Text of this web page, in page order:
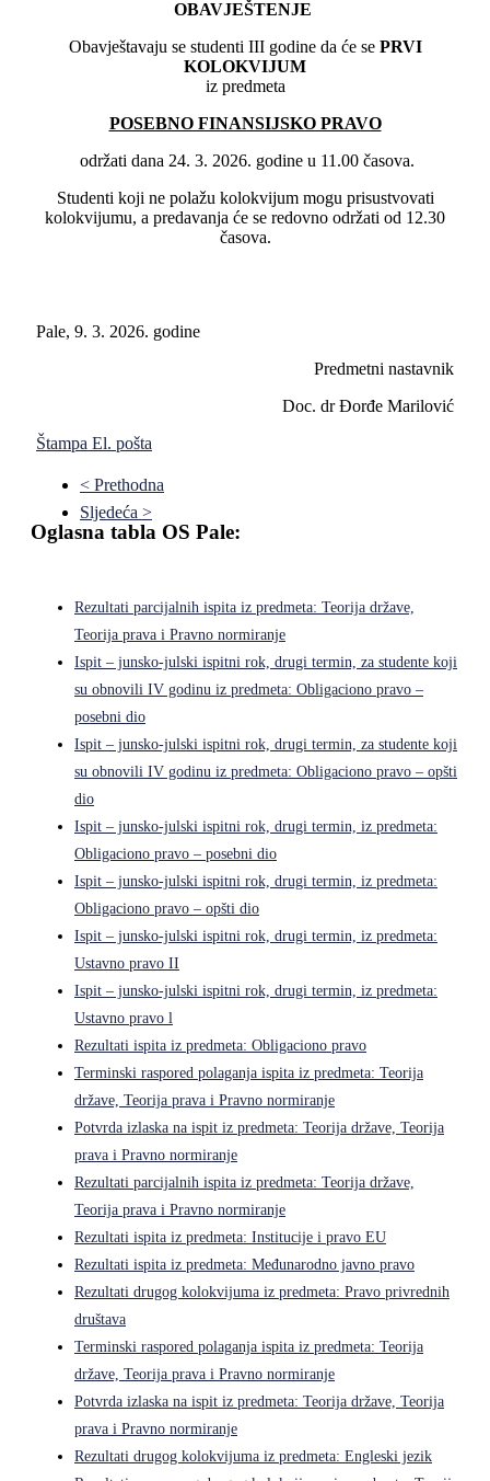
OBAVJEŠTENJE
Obavještavaju se studenti III godine da će se PRVI
KOLOKVIJUM
iz predmeta
POSEBNO FINANSIJSKO PRAVO
održati dana 24. 3. 2026. godine u 11.00 časova.
Studenti koji ne polažu kolokvijum mogu prisustvovati
kolokvijumu, a predavanja će se redovno održati od 12.30
časova.
Pale, 9. 3. 2026. godine
Predmetni nastavnik
Doc. dr Đorđe Marilović
Štampa El. pošta
< Prethodna
Sljedeća >
Oglasna tabla OS Pale:
Rezultati parcijalnih ispita iz predmeta: Teorija države,
Teorija prava i Pravno normiranje
Ispit – junsko-julski ispitni rok, drugi termin, za studente koji
su obnovili IV godinu iz predmeta: Obligaciono pravo –
posebni dio
Ispit – junsko-julski ispitni rok, drugi termin, za studente koji
su obnovili IV godinu iz predmeta: Obligaciono pravo – opšti
dio
Ispit – junsko-julski ispitni rok, drugi termin, iz predmeta:
Obligaciono pravo – posebni dio
Ispit – junsko-julski ispitni rok, drugi termin, iz predmeta:
Obligaciono pravo – opšti dio
Ispit – junsko-julski ispitni rok, drugi termin, iz predmeta:
Ustavno pravo II
Ispit – junsko-julski ispitni rok, drugi termin, iz predmeta:
Ustavno pravo l
Rezultati ispita iz predmeta: Obligaciono pravo
Terminski raspored polaganja ispita iz predmeta: Teorija
države, Teorija prava i Pravno normiranje
Potvrda izlaska na ispit iz predmeta: Teorija države, Teorija
prava i Pravno normiranje
Rezultati parcijalnih ispita iz predmeta: Teorija države,
Teorija prava i Pravno normiranje
Rezultati ispita iz predmeta: Institucije i pravo EU
Rezultati ispita iz predmeta: Međunarodno javno pravo
Rezultati drugog kolokvijuma iz predmeta: Pravo privrednih
društava
Terminski raspored polaganja ispita iz predmeta: Teorija
države, Teorija prava i Pravno normiranje
Potvrda izlaska na ispit iz predmeta: Teorija države, Teorija
prava i Pravno normiranje
Rezultati drugog kolokvijuma iz predmeta: Engleski jezik